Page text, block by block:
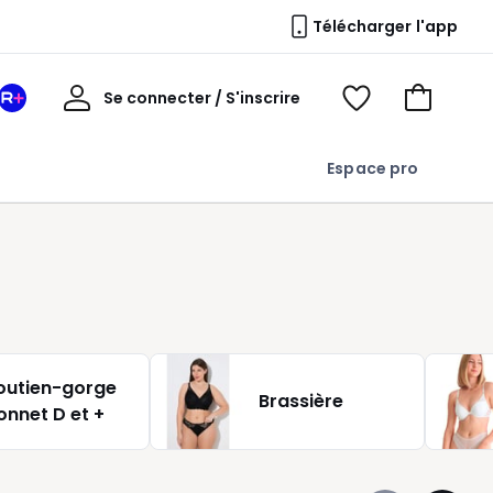
Télécharger l'app
Espace pro
Mon
Se connecter / S'inscrire
Mon
Voir
Voir
gorge
D et +
Brassière